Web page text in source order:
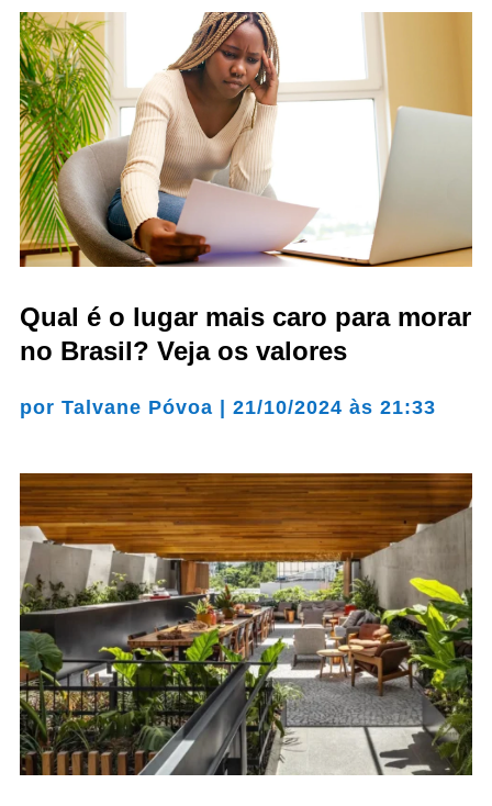
Qual é o lugar mais caro para morar
no Brasil? Veja os valores
por Talvane Póvoa 21/10/2024 às 21:33